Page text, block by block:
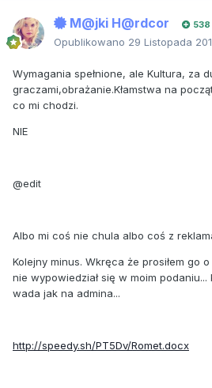
M@jki H@rdcor 538
Opublikowano 29 Listopada
Wymagania spełnione, ale Kultura, za
graczami,obrażanie.Kłamstwa na
co mi chodzi.
NIE
@edit
Albo mi coś nie chula albo coś z
Kolejny minus. Wkręca że prosiłem go
nie wypowiedział się w moim podaniu...
wada jak na admina...
http://speedy.sh/PT5Dv/Romet.docx